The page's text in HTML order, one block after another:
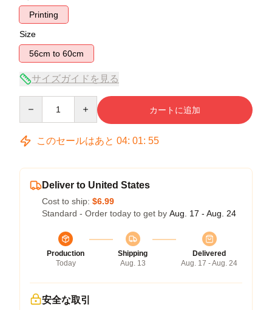
Printing
Size
56cm to 60cm
サイズガイドを見る
カートに追加
このセールはあと 04: 01: 54
Deliver to United States
Cost to ship: $6.99
Standard - Order today to get by Aug. 17 - Aug. 24
Production
Today
Shipping
Aug. 13
Delivered
Aug. 17 - Aug. 24
安全な取引